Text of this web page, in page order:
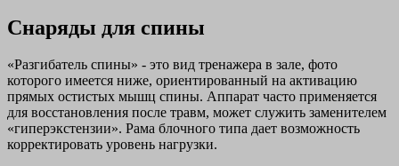
Снаряды для спины
«Разгибатель спины» - это вид тренажера в зале, фото
которого имеется ниже, ориентированный на активацию
прямых остистых мышц спины. Аппарат часто применяется
для восстановления после травм, может служить заменителем
«гиперэкстензии». Рама блочного типа дает возможность
корректировать уровень нагрузки.